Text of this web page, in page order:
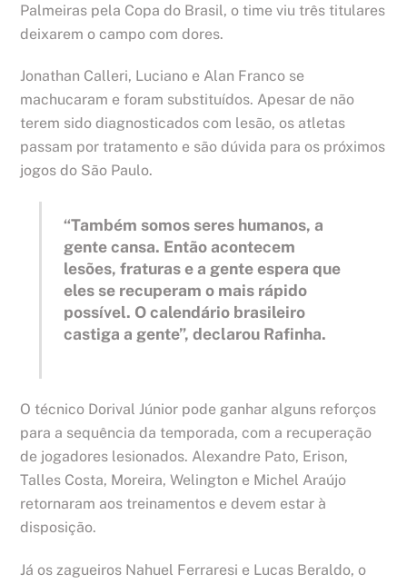
Palmeiras pela Copa do Brasil, o time viu três titulares
deixarem o campo com dores.
Jonathan Calleri, Luciano e Alan Franco se
machucaram e foram substituídos. Apesar de não
terem sido diagnosticados com lesão, os atletas
passam por tratamento e são dúvida para os próximos
jogos do São Paulo.
“Também somos seres humanos, a
gente cansa. Então acontecem
lesões, fraturas e a gente espera que
eles se recuperam o mais rápido
possível. O calendário brasileiro
castiga a gente”, declarou Rafinha.
O técnico Dorival Júnior pode ganhar alguns reforços
para a sequência da temporada, com a recuperação
de jogadores lesionados. Alexandre Pato, Erison,
Talles Costa, Moreira, Welington e Michel Araújo
retornaram aos treinamentos e devem estar à
disposição.
Já os zagueiros Nahuel Ferraresi e Lucas Beraldo, o